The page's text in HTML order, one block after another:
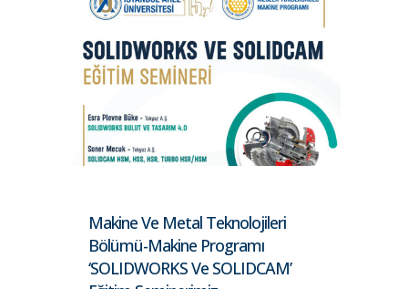
Makine Ve Metal Teknolojileri
Bölümü-Makine Programı
‘SOLIDWORKS Ve SOLIDCAM’